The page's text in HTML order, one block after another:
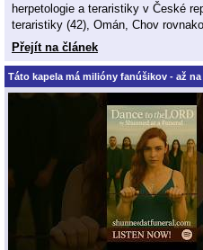
herpetologie a teraristiky v České
teraristiky (42), Omán, Chov
Přejít na článek
Táto kapela má milióny fanúšikov - až